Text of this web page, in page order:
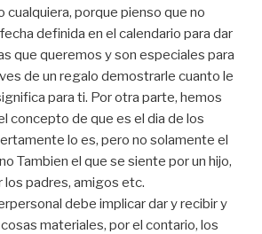
cualquiera, porque pienso que no
definida en el calendario para dar
que queremos y son especiales para
de un regalo demostrarle cuanto le
para ti. Por otra parte, hemos
concepto de que es el dia de los
lo es, pero no solamente el
Tambien el que se siente por un hijo,
los padres, amigos etc.
debe implicar dar y recibir y
materiales, por el contario, los